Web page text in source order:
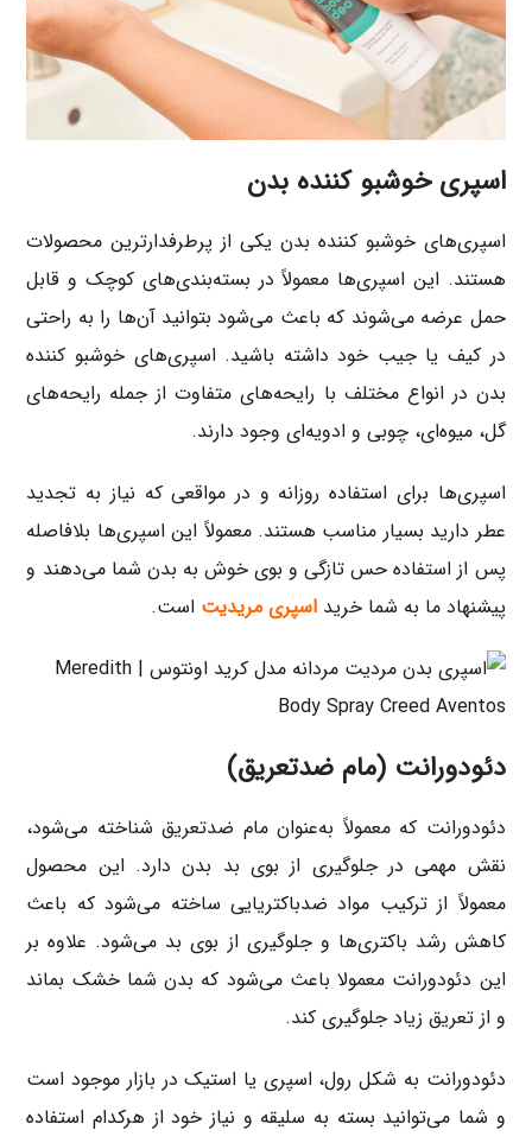
اسپری خوشبو کننده بدن
اسپری‌های خوشبو کننده بدن یکی از پرطرفدارترین محصولات
هستند. این اسپری‌ها معمولاً در بسته‌بندی‌های کوچک و قابل
حمل عرضه می‌شوند که باعث می‌شود بتوانید آن‌ها را به راحتی
در کیف یا جیب خود داشته باشید. اسپری‌های خوشبو کننده
بدن در انواع مختلف با رایحه‌های متفاوت از جمله رایحه‌های
گل، میوه‌ای، چوبی و ادویه‌ای وجود دارند.
اسپری‌ها برای استفاده روزانه و در مواقعی که نیاز به تجدید
عطر دارید بسیار مناسب هستند. معمولاً این اسپری‌ها بلافاصله
پس از استفاده حس تازگی و بوی خوش به بدن شما می‌دهند و
پیشنهاد ما به شما خریداسپری مریدیت است.
دئودورانت (مام ضدتعریق)
دئودورانت که معمولاً به‌عنوان مام ضدتعریق شناخته می‌شود،
نقش مهمی در جلوگیری از بوی بد بدن دارد. این محصول
معمولاً از ترکیب مواد ضدباکتریایی ساخته می‌شود که باعث
کاهش رشد باکتری‌ها و جلوگیری از بوی بد می‌شود. علاوه بر
این دئودورانت معمولا باعث می‌شود که بدن شما خشک بماند
و از تعریق زیاد جلوگیری کند.
دئودورانت به شکل رول، اسپری یا استیک در بازار موجود است
و شما می‌توانید بسته به سلیقه و نیاز خود از هرکدام استفاده